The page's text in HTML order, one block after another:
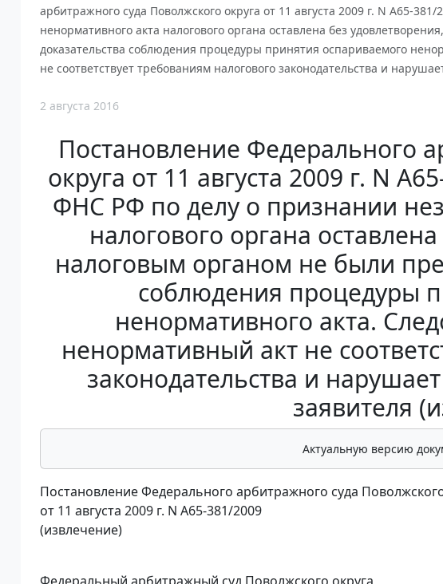
арбитражного суда Поволжского округа от 11 августа 2009 г. N А65-
ненормативного акта налогового органа оставлена без
доказательства соблюдения процедуры принятия оспариваемого
не соответствует требованиям налогового законодательства и
2 августа 2016
Постановление Федерального
округа от 11 августа 2009 г. N
ФНС РФ по делу о признании
налогового органа
налоговым органом не были
соблюдения процедуры
ненормативного акта.
ненормативный акт не
законодательства и
заявителя
Актуальную версию
Постановление Федерального арбитражного суда
от 11 августа 2009 г. N А65-381/2009
(извлечение)
Федеральный арбитражный суд Поволжского округа,